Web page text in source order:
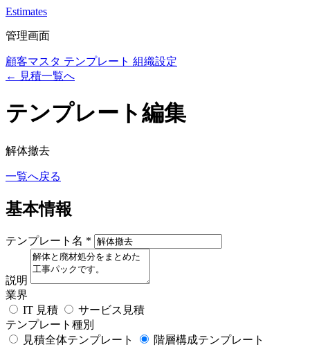
Estimates
管理画面
顧客マスタ テンプレート 組織設定
← 見積一覧へ
テンプレート編集
解体撤去
一覧へ戻る
基本情報
テンプレート名 *
説明
業界
IT 見積
サービス見積
テンプレート種別
見積全体テンプレート
階層構成テンプレート